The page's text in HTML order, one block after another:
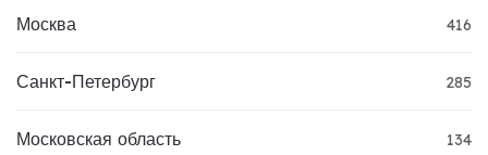
Москва 416
Санкт-Петербург 285
Московская область 134